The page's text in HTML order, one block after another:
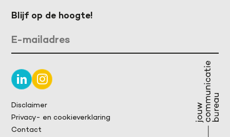
Blijf op de hoogte!
Disclaimer
Privacy- en cookieverklaring
Contact